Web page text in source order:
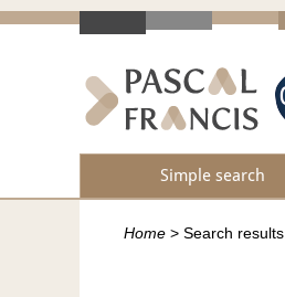
Simple search
Home > Search results